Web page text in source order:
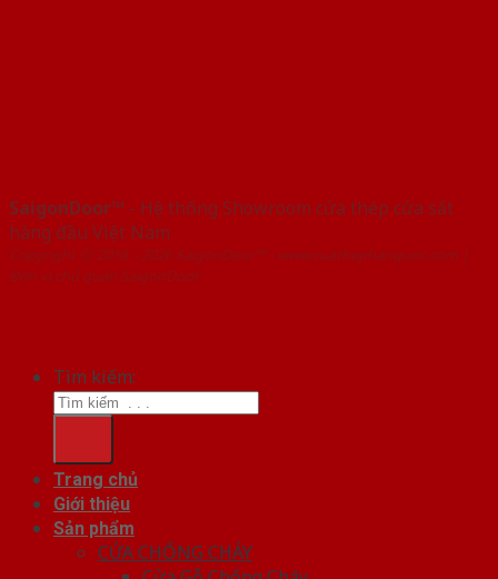
SaigonDoor™ - Hệ thống Showroom cửa thép cửa sắt
hàng đầu Việt Nam
Copyright ⓒ 2016 – 2026 SaigonDoor™ - www.cuathephanquoc.com |
Đơn vị chủ quản SaigonDoor
Tìm kiếm:
Trang chủ
Giới thiệu
Sản phẩm
CỬA CHỐNG CHÁY